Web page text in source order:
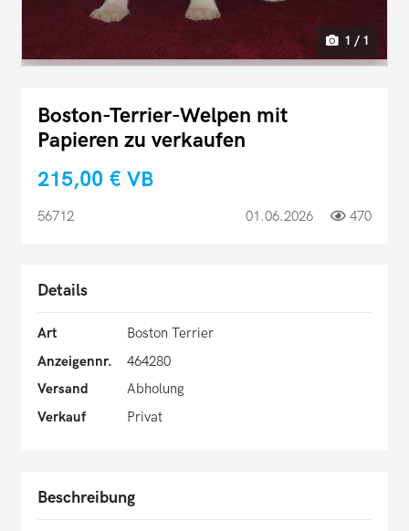
1 / 1
Boston-Terrier-Welpen mit
Papieren zu verkaufen
215,00 € VB
56712 01.06.2026 470
Details
Art
Boston Terrier
Anzeigennr.
464280
Versand
Abholung
Verkauf
Privat
Beschreibung